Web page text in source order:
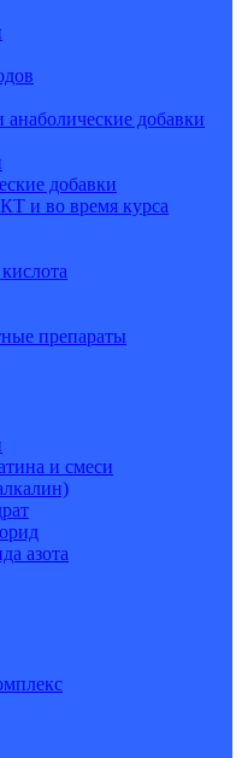
анаболические добавки
добавки
и во время курса
препараты
и смеси
азота